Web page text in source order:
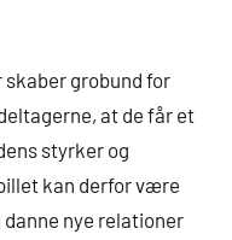
grobund for
at de får et
styrker og
kan derfor være
nye relationer